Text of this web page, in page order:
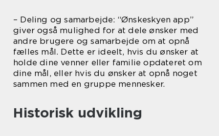
– Deling og samarbejde: “Ønskeskyen app”
giver også mulighed for at dele ønsker med
andre brugere og samarbejde om at opnå
fælles mål. Dette er ideelt, hvis du ønsker at
holde dine venner eller familie opdateret om
dine mål, eller hvis du ønsker at opnå noget
sammen med en gruppe mennesker.
Historisk udvikling